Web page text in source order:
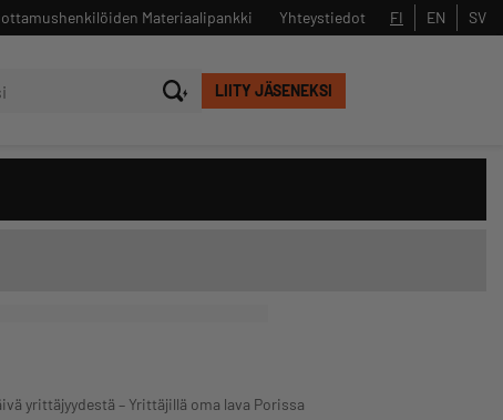
Yhteystiedot
Materiaalipankki FI EN SV
LIITY JÄSENEKSI
yrittäjyydestä – Yrittäjillä oma lava Porissa
Sulje